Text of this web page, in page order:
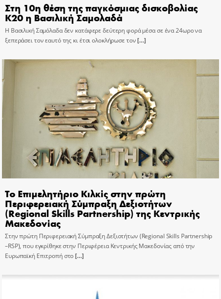
Στη 10η θέση της παγκόσμιας δισκοβολίας
Κ20 η Βασιλική Σαμολαδά
Η Βασιλική Σαμόλαδα δεν κατάφερε δεύτερη φορά μέσα σε ένα 24ωρο να
ξεπεράσει τον εαυτό της κι έτσι ολοκλήρωσε τον[…]
Το Επιμελητήριο Κιλκίς στην πρώτη
Περιφερειακή Σύμπραξη Δεξιοτήτων
(Regional Skills Partnership) της Κεντρικής
Μακεδονίας
Στην πρώτη Περιφερειακή Σύμπραξη Δεξιοτήτων (Regional Skills Partnership
–RSP), που εγκρίθηκε στην Περιφέρεια Κεντρικής Μακεδονίας από την
Ευρωπαϊκή Επιτροπή στο[…]